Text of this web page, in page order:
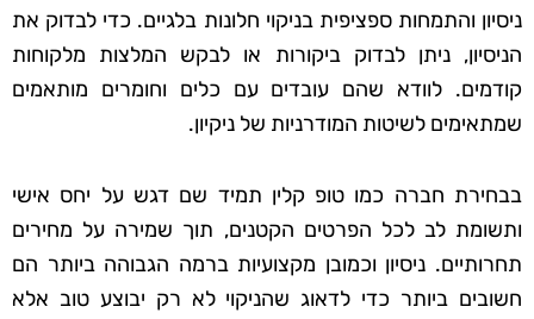
ניסיון והתמחות ספציפית בניקוי חלונות בלגיים. כדי לבדוק את
הניסיון, ניתן לבדוק ביקורות או לבקש המלצות מלקוחות
קודמים. לוודא שהם עובדים עם כלים וחומרים מותאמים
שמתאימים לשיטות המודרניות של ניקיון.
בבחירת חברה כמו טופ קלין תמיד שם דגש על יחס אישי
ותשומת לב לכל הפרטים הקטנים, תוך שמירה על מחירים
תחרותיים. ניסיון וכמובן מקצועיות ברמה הגבוהה ביותר הם
חשובים ביותר כדי לדאוג שהניקוי לא רק יבוצע טוב אלא